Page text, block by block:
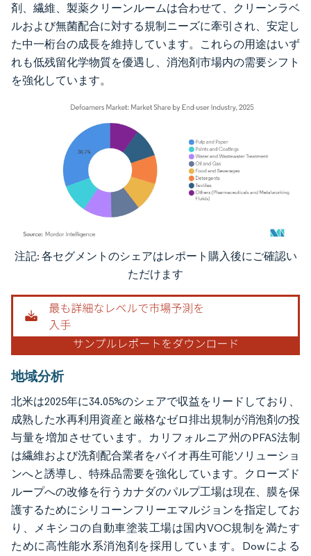
剤、繊維、製薬クリーンルームは合わせて、クリーンラベ
ルおよび無菌配合に対する規制ニーズに牽引され、安定し
た中一桁台の成長を維持しています。これらの用途はいず
れも低残留化学物質を優遇し、消泡剤市場内の需要シフト
を強化しています。
画像 © Mordor Intelligence。再利用にはCC BY 4.0の表示が必要です。
注記: 各セグメントのシェアはレポート購入後にご確認い
ただけます
地域分析
北米は2025年に34.05%のシェアで収益をリードしており、
成熟した水再利用資産と厳格なゼロ排出規制が消泡剤の投
与量を増加させています。カリフォルニア州のPFAS法制
は繊維および洗剤配合業者をバイオ再生可能ソリューショ
ンへと誘導し、特殊品需要を強化しています。クローズド
ループへの改修を行うカナダのパルプ工場は現在、膜を保
護するためにシリコーンフリーエマルジョンを指定してお
り、メキシコの自動車塗装工場は国内VOC規制を満たす
ために高性能水系消泡剤を採用しています。Dowによる